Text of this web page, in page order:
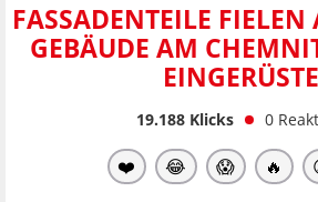
FASSADENTEILE FIELEN
EBÄUDE AM
INGERÜSTET
19.188Klicks 0
❤️ 😂 😱 🔥